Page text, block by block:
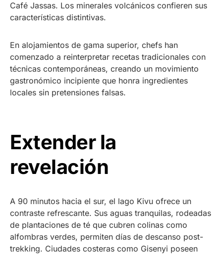
Café Jassas. Los minerales volcánicos confieren sus
características distintivas.
En alojamientos de gama superior, chefs han
comenzado a reinterpretar recetas tradicionales con
técnicas contemporáneas, creando un movimiento
gastronómico incipiente que honra ingredientes
locales sin pretensiones falsas.
Extender la
revelación
A 90 minutos hacia el sur, el lago Kivu ofrece un
contraste refrescante. Sus aguas tranquilas, rodeadas
de plantaciones de té que cubren colinas como
alfombras verdes, permiten días de descanso post-
trekking. Ciudades costeras como Gisenyi poseen